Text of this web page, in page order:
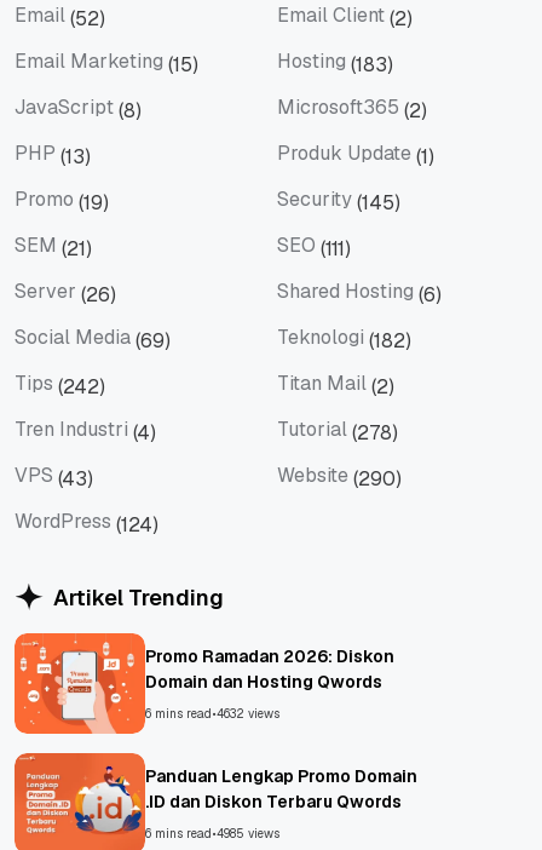
Email(52) Email Client(2)
Email Marketing (15) Hosting (183)
JavaScript(8) Microsoft365 (2)
PHP (13) Produk Update (1)
Promo (19) Security(145)
SEM (21) SEO (111)
Server (26) Shared Hosting (6)
Social Media(69) Teknologi (182)
Tips (242) Titan Mail(2)
Tren Industri (4) Tutorial(278)
VPS (43) Website (290)
WordPress (124)
Artikel Trending
Promo Ramadan 2026: Diskon
Domain dan Hosting Qwords
6 mins read•4632 views
Panduan Lengkap Promo Domain
.ID dan Diskon Terbaru Qwords
6 mins read•4985 views